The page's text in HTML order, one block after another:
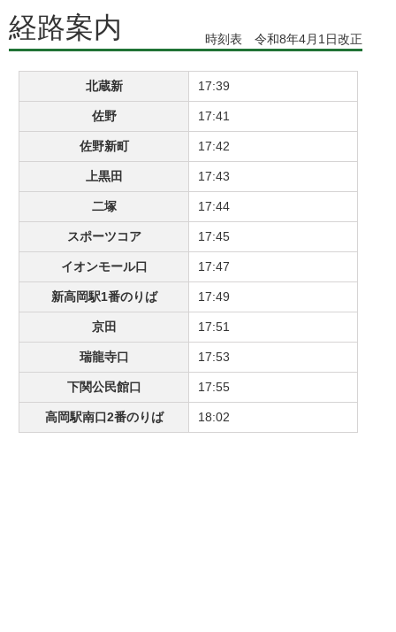
経路案内 時刻表 令和8年4月1日改正
北蔵新 17:39
佐野 17:41
佐野新町 17:42
上黒田 17:43
二塚 17:44
スポーツコア 17:45
イオンモール口 17:47
新高岡駅1番のりば 17:49
京田 17:51
瑞龍寺口 17:53
下関公民館口 17:55
高岡駅南口2番のりば 18:02